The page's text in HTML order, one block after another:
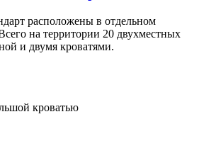
расположены в отдельном
на территории 20 двухместных
и двумя кроватями.